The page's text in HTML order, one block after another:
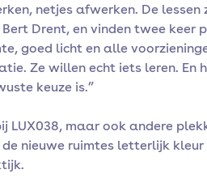
netjes afwerken. De lessen
Drent, en vinden twee keer
goed licht en alle
Ze willen echt iets leren. En
keuze is.”
LUX038, maar ook andere
nieuwe ruimtes letterlijk kleur